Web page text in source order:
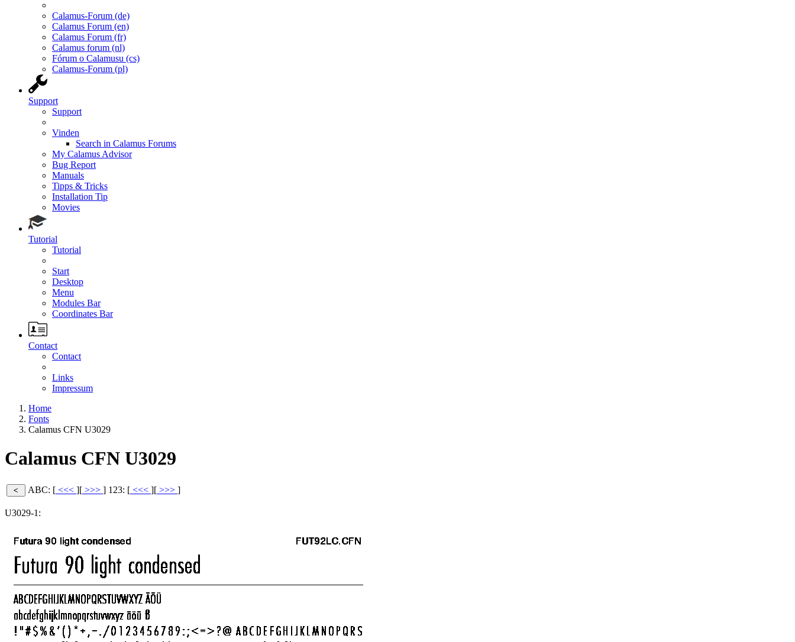
Calamus-Forum (de)
Calamus Forum (en)
Calamus Forum (fr)
Calamus forum (nl)
Fórum o Calamusu (cs)
Calamus-Forum (pl)
Support
Support
Vinden
Search in Calamus Forums
My Calamus Advisor
Bug Report
Manuals
Tipps & Tricks
Installation Tip
Movies
Tutorial
Tutorial
Start
Desktop
Menu
Modules Bar
Coordinates Bar
Contact
Contact
Links
Impressum
Home
Fonts
Calamus CFN U3029
Calamus CFN U3029
ABC: [ <<< ][ >>> ] 123: [ <<< ][ >>> ]
U3029-1: